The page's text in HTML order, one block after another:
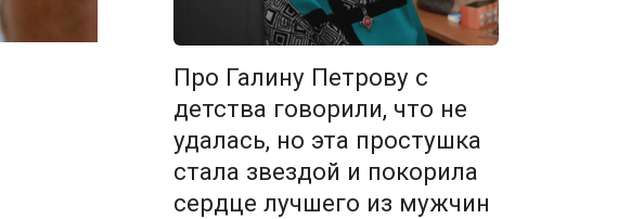
Про Галину Петрову с
детства говорили, что не
удалась, но эта простушка
стала звездой и покорила
сердце лучшего из мужчин